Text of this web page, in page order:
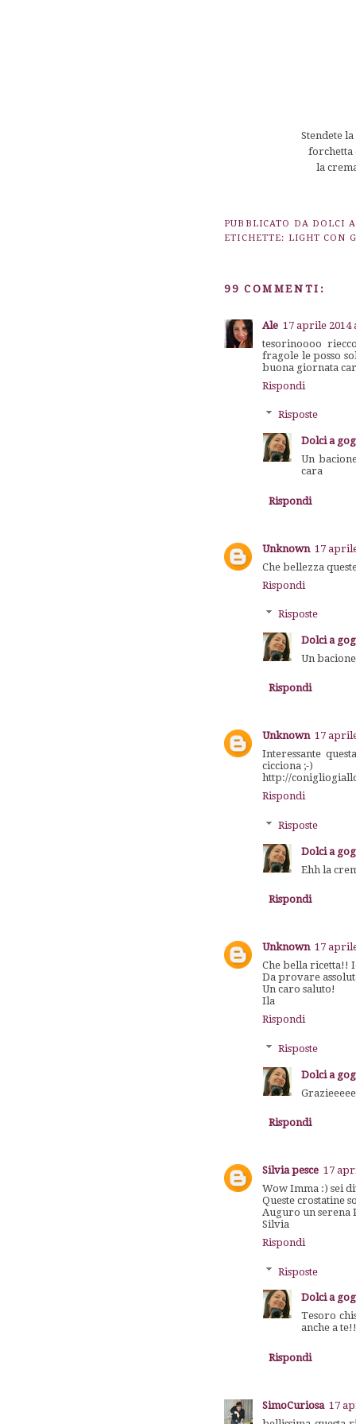
Stendete
forchetta
la
PUBBLICATO DA DOLCI
ETICHETTE: LIGHT CON
99 COMMENTI:
Ale 17 aprile 2014
tesorinoooo
fragole le posso
buona giornata
Rispondi
Risposte
Dolci a
Un
cara
Rispondi
Unknown 17
Che bellezza
Rispondi
Risposte
Dolci a
Un
Rispondi
Unknown 17
Interessante
cicciona ;-)
http://
Rispondi
Risposte
Dolci a
Ehh la
Rispondi
Unknown 17
Che bella ricetta!!
Da provare
Un caro saluto!
Ila
Rispondi
Risposte
Dolci a
Rispondi
Silvia pesce 17
Wow Imma :) sei
Queste crostatine
Auguro un serena
Silvia
Rispondi
Risposte
Dolci a
Tesoro
anche a
Rispondi
SimoCuriosa 17